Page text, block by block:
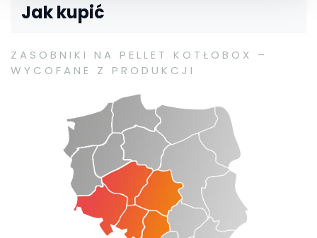
Jak kupić
ZASOBNIKI NA PELLET KOTŁOBOX –
WYCOFANE Z PRODUKCJI